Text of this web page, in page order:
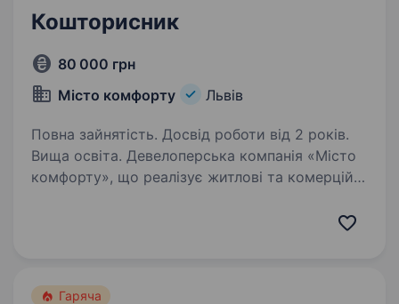
Кошторисник
80 000 грн
Місто комфорту
Львів
Повна зайнятість. Досвід роботи від 2 років.
Вища освіта. Девелоперська компанія «Місто
комфорту», що реалізує житлові та комерційні
та проєктування до будівництва й подальшого
Гаряча